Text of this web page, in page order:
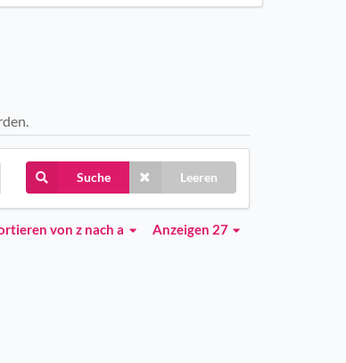
Suche Leeren
Anzeigen 27
von z nach a